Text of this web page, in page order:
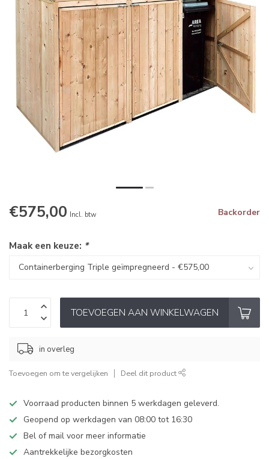
€575,00 Incl. btw Backorder
Maak een keuze: *
TOEVOEGEN AAN WINKELWAGEN
in overleg
Toevoegen om te vergelijken Deel dit product
Voorraad producten binnen 5 werkdagen geleverd.
Geopend op werkdagen van 08:00 tot 16:30
Bel of mail voor meer informatie
Aantrekkelijke bezorgkosten